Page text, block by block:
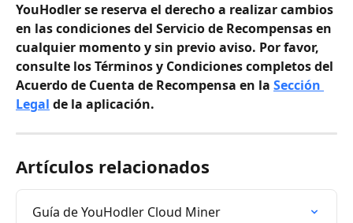
YouHodler se reserva el derecho a realizar cambios
en las condiciones del Servicio de Recompensas en
cualquier momento y sin previo aviso. Por favor,
consulte los Términos y Condiciones completos del
Acuerdo de Cuenta de Recompensa en la Sección
Legal de la aplicación.
Artículos relacionados
Guía de YouHodler Cloud Miner